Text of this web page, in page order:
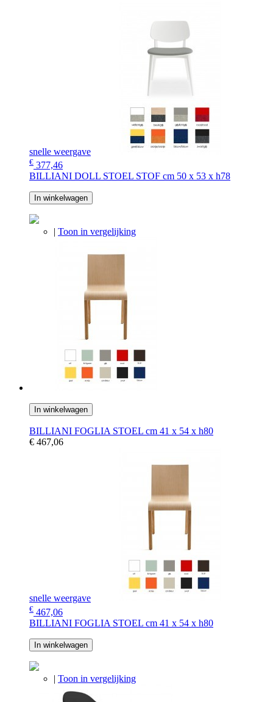
snelle weergave
€ 377,46
BILLIANI DOLL STOEL STOF cm 50 x 53 x h78
In winkelwagen
| Toon in vergelijking
In winkelwagen
BILLIANI FOGLIA STOEL cm 41 x 54 x h80
€ 467,06
snelle weergave
€ 467,06
BILLIANI FOGLIA STOEL cm 41 x 54 x h80
In winkelwagen
| Toon in vergelijking